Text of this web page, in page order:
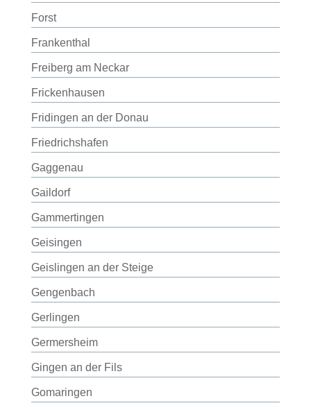
Forst
Frankenthal
Freiberg am Neckar
Frickenhausen
Fridingen an der Donau
Friedrichshafen
Gaggenau
Gaildorf
Gammertingen
Geisingen
Geislingen an der Steige
Gengenbach
Gerlingen
Germersheim
Gingen an der Fils
Gomaringen